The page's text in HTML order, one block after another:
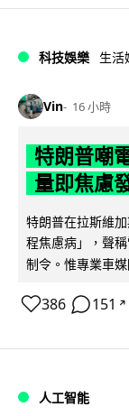
科技娛樂 生活
Vin 16 小時
特朗普嘲
量即焦慮
特朗普在拉斯維
程焦慮病」，聲
制令。惟專業車
386 151 ↗
人工智能